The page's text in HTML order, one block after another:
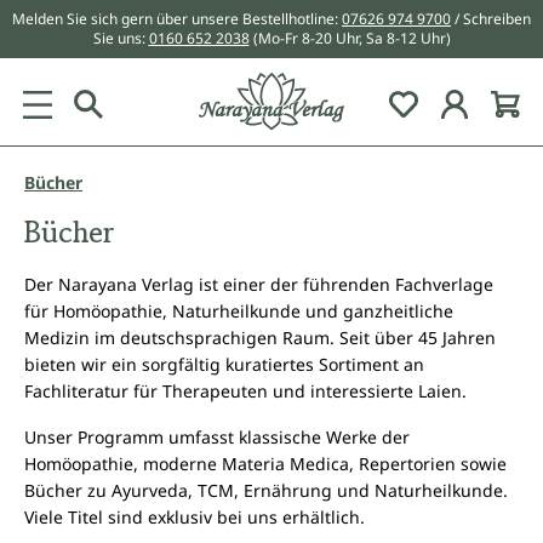
springen
Melden Sie sich gern über unsere Bestellhotline:07626 974 9700/ Schreiben
Sie uns:0160 652 2038 (Mo-Fr 8-20 Uhr, Sa 8-12 Uhr)
Du hast 0
Bücher
Bücher
Der Narayana Verlag ist einer der führenden Fachverlage
für Homöopathie, Naturheilkunde und ganzheitliche
Medizin im deutschsprachigen Raum. Seit über 45 Jahren
bieten wir ein sorgfältig kuratiertes Sortiment an
Fachliteratur für Therapeuten und interessierte Laien.
Unser Programm umfasst klassische Werke der
Homöopathie, moderne Materia Medica, Repertorien sowie
Bücher zu Ayurveda, TCM, Ernährung und Naturheilkunde.
Viele Titel sind exklusiv bei uns erhältlich.